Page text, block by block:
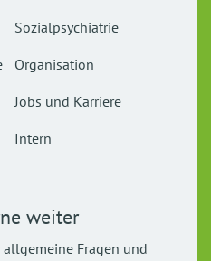
Sozialpsychiatrie
Organisation
Jobs und Karriere
Intern
weiter
Fragen und